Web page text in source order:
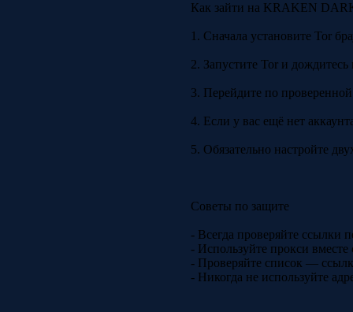
Как зайти на KRAKEN
1. Сначала установите Tor
2. Запустите Tor и дождитесь
3. Перейдите по
4. Если у вас ещё нет
5. Обязательно настройте
Советы по защите
- Всегда проверяйте ссылки
- Используйте прокси
- Проверяйте список —
- Никогда не используйте